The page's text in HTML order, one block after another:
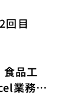
目
食品工
業務か